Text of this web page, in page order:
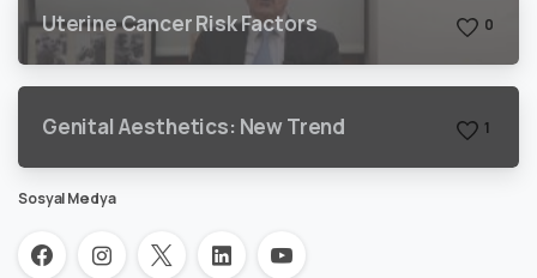
Uterine Cancer Risk Factors 0
Genital Aesthetics: New Trend 1
Sosyal Medya